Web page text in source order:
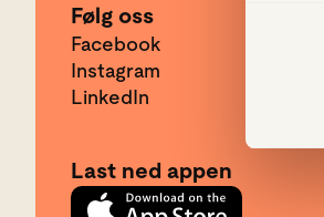
Følg oss
Facebook
Instagram
LinkedIn
Last ned appen